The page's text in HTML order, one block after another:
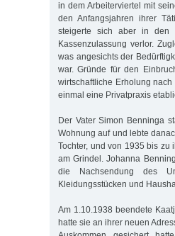
in dem Arbeiterviertel mit
den Anfangsjahren ihrer
steigerte sich aber in den
Kassenzulassung verlor.
was angesichts der
war. Gründe für den
wirtschaftliche Erholung
einmal eine Privatpraxis
Der Vater Simon Benninga
Wohnung auf und lebte
Tochter, und von 1935 bis zu
am Grindel. Johanna
die Nachsendung des
Kleidungsstücken und
Am 1.10.1938 beendete
hatte sie an ihrer neuen